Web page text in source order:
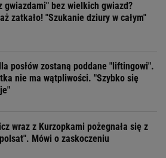
gwiazdami" bez wielkich gwiazd?
zatkało! "Szukanie dziury w całym"
posłów zostaną poddane "liftingowi".
nie ma wątpliwości. "Szybko się
wraz z Kurzopkami pożegnała się z
Mówi o zaskoczeniu